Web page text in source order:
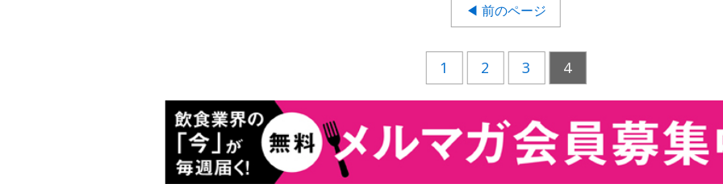
◀ 前のページ
1 2 3 4